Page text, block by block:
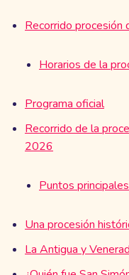
Recorrido
Horarios de la
Programa oficial
Recorrido de la
2026
Puntos
Una procesión
La Antigua y